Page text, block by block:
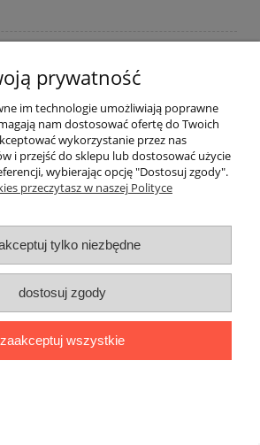
do skakania Hobby
284,05 zł
Cena regularna:299,00 zł
Hobby Horse - wodze,
prywatność
im technologie umożliwiają poprawne
nam dostosować ofertę do Twoich
wykorzystanie przez nas
i przejść do sklepu lub dostosować użycie
wybierając opcję "Dostosuj zgody".
przeczytasz w naszej Polityce
tylko niezbędne
dostosuj zgody
zaakceptuj wszystkie